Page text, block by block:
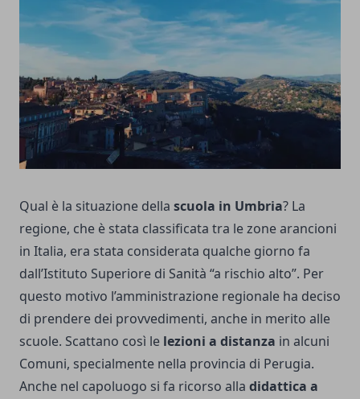
Qual è la situazione della scuola in Umbria? La
regione, che è stata classificata tra le zone arancioni
in Italia, era stata considerata qualche giorno fa
dall’Istituto Superiore di Sanità “a rischio alto”. Per
questo motivo l’amministrazione regionale ha deciso
di prendere dei provvedimenti, anche in merito alle
scuole. Scattano così le lezioni a distanza in alcuni
Comuni, specialmente nella provincia di Perugia.
Anche nel capoluogo si fa ricorso alla didattica a